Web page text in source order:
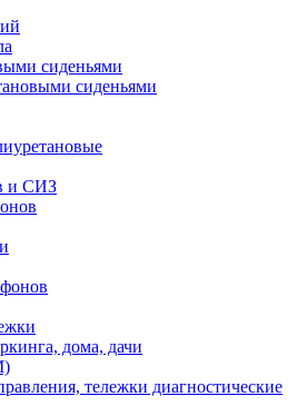
сиденьями
сиденьями
и СИЗ
дома, дачи
тележки диагностические